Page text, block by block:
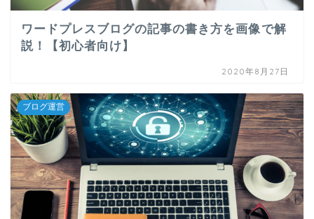
ワードプレスブログの記事の書き方を画像で解
説！【初心者向け】
2020年8月27日
ブログ運営